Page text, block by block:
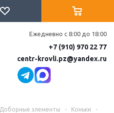
Ежедневно с 8:00 до 18:00
+7 (910) 970 22 77
centr-krovli.pz@yandex.ru
Доборные элементы - Коньки
-